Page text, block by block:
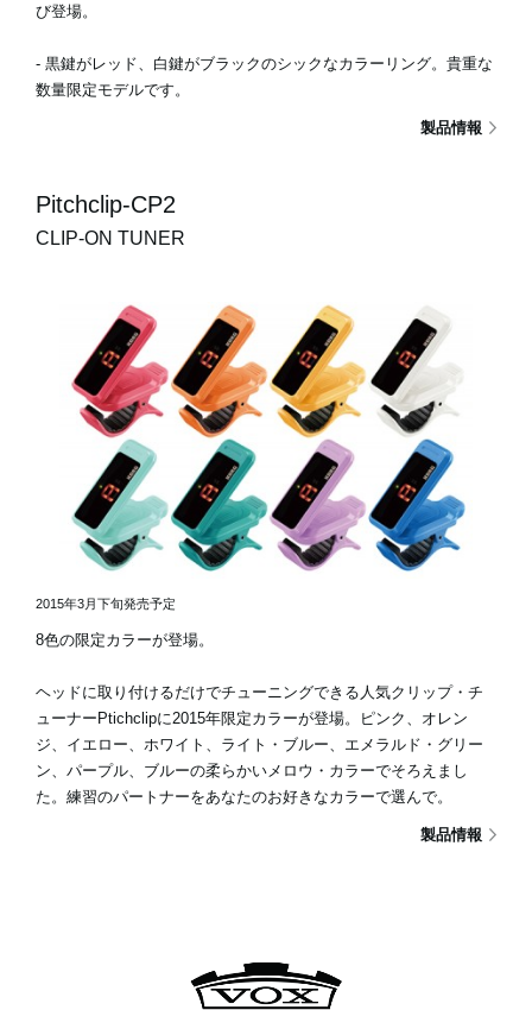
び登場。
- 黒鍵がレッド、白鍵がブラックのシックなカラーリング。貴重な
数量限定モデルです。
製品情報
Pitchclip-CP2
CLIP-ON TUNER
2015年3月下旬発売予定
8色の限定カラーが登場。
ヘッドに取り付けるだけでチューニングできる人気クリップ・チ
ューナーPtichclipに2015年限定カラーが登場。ピンク、オレン
ジ、イエロー、ホワイト、ライト・ブルー、エメラルド・グリー
ン、パープル、ブルーの柔らかいメロウ・カラーでそろえまし
た。練習のパートナーをあなたのお好きなカラーで選んで。
製品情報